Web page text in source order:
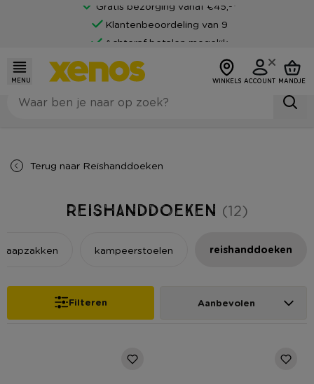
Gratis bezorging vanaf €45,-*
Klantenbeoordeling van 9
Achteraf betalen mogelijk
MENU WINKELS ACCOUNT MANDJE
Terug naar Reishanddoeken
Reishanddoeken (12)
slaapzakken kampeerstoelen reishanddoeken
Filteren Aanbevolen